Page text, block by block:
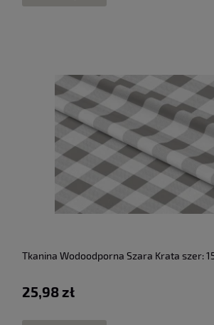
Tkanina Wodoodporna Szara Krata szer:
25,98 zł